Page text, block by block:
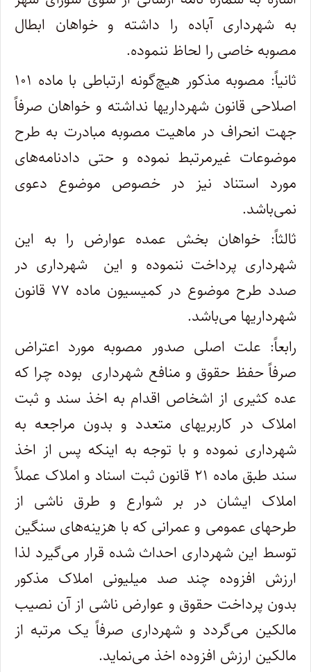
به شهرداری آباده را داشته و خواهان ابطال
مصوبه خاصی را لحاظ ننموده.
ثانیاً: مصوبه مذکور هیچ‌گونه ارتباطی با ماده ۱۰۱
اصلاحی قانون شهرداریها نداشته و خواهان صرفاً
جهت انحراف در ماهیت مصوبه مبادرت به طرح
موضوعات غیرمرتبط نموده و حتی دادنامه‌های
مورد استناد نیز در خصوص موضوع دعوی
نمی‌باشد.
ثالثاً: خواهان بخش عمده عوارض را به این
شهرداری پرداخت ننموده و این شهرداری در
صدد طرح موضوع در کمیسیون ماده ۷۷ قانون
شهرداریها می‌باشد.
رابعاً: علت اصلی صدور مصوبه مورد اعتراض
صرفاً حفظ حقوق و منافع شهرداری بوده چرا که
عده کثیری از اشخاص اقدام به اخذ سند و ثبت
املاک در کاربریهای متعدد و بدون مراجعه به
شهرداری نموده و با توجه به اینکه پس از اخذ
سند طبق ماده ۲۱ قانون ثبت اسناد و املاک عملاً
املاک ایشان در بر شوارع و طرق ناشی از
طرحهای عمومی و عمرانی که با هزینه‌های سنگین
توسط این شهرداری احداث شده قرار می‌گیرد لذا
ارزش افزوده چند صد میلیونی املاک مذکور
بدون پرداخت حقوق و عوارض ناشی از آن نصیب
مالکین می‌گردد و شهرداری صرفاً یک مرتبه از
مالکین ارزش افزوده اخذ می‌نماید.